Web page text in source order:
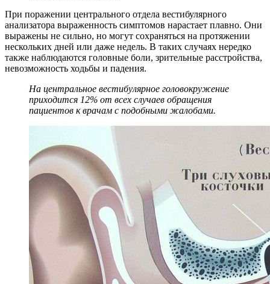
При поражении центрального отдела вестибулярного
анализатора выраженность симптомов нарастает плавно. Они
выражены не сильно, но могут сохраняться на протяжении
нескольких дней или даже недель. В таких случаях нередко
также наблюдаются головные боли, зрительные расстройства,
невозможность ходьбы и падения.
На центральное вестибулярное головокружение
приходится 12% от всех случаев обращения
пациентов к врачам с подобными жалобами.